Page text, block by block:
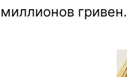
миллионов гривен.